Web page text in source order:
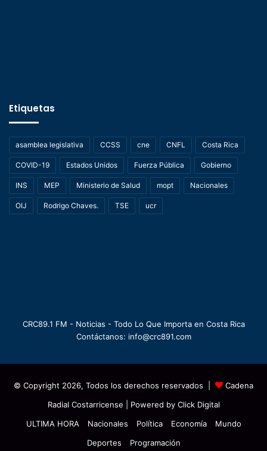
Etiquetas
asamblea legislativa CCSS cne CNFL Costa Rica
COVID-19 Estados Unidos Fuerza Pública Gobierno
INS MEP Ministerio de Salud mopt Nacionales
OIJ Rodrigo Chaves. TSE ucr
CRC89.1 FM - Noticias - Todo Lo Que Importa en Costa Rica
Contáctanos: info@crc891.com
© Copyright 2026, Todos los derechos reservados |
Cadena
Radial Costarricense | Powered by Click Digital
ULTIMA HORA
Nacionales Política Economía
Mundo
Deportes
Programación